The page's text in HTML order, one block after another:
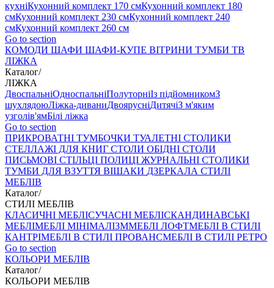
кухніКухонний комплект 170 смКухонний комплект 180
смКухонний комплект 230 смКухонний комплект 240
смКухонний комплект 260 см
Go to section
КОМОДИ ШАФИ ШАФИ-КУПЕ ВІТРИНИ ТУМБИ ТВ
ЛІЖКА
Каталог/
ЛІЖКА
ДвоспальніОдноспальніПолуторніІз підйомникомЗ
шухлядоюЛіжка-диваниДвоярусніДитячіЗ м'яким
узголів'ямБілі ліжка
Go to section
ПРИКРОВАТНІ ТУМБОЧКИ ТУАЛЕТНІ СТОЛИКИ
СТЕЛЛАЖІ ДЛЯ КНИГ СТОЛИ ОБІДНІ СТОЛИ
ПИСЬМОВІ СТІЛЬЦI ПОЛИЦІ ЖУРНАЛЬНІ СТОЛИКИ
ТУМБИ ДЛЯ ВЗУТТЯ ВІШАКИ ДЗЕРКАЛА СТИЛІ
МЕБЛІВ
Каталог/
СТИЛІ МЕБЛІВ
КЛАСИЧНІ МЕБЛІСУЧАСНІ МЕБЛІСКАНДИНАВСЬКІ
МЕБЛІМЕБЛІ МІНІМАЛІЗММЕБЛІ ЛОФТМЕБЛІ В СТИЛІ
КАНТРІМЕБЛІ В СТИЛІ ПРОВАНСМЕБЛІ В СТИЛІ РЕТРО
Go to section
КОЛЬОРИ МЕБЛІВ
Каталог/
КОЛЬОРИ МЕБЛІВ